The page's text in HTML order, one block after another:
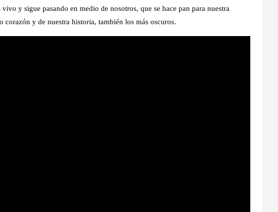
y sigue pasando en medio de nosotros, que se hace pan para nuestra
y de nuestra historia, también los más oscuros.